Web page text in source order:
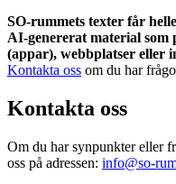
SO-rummets texter får
AI-genererat material som
(appar), webbplatser eller
Kontakta oss om du har
Kontakta oss
Om du har synpunkter eller
oss på adressen: info@so-